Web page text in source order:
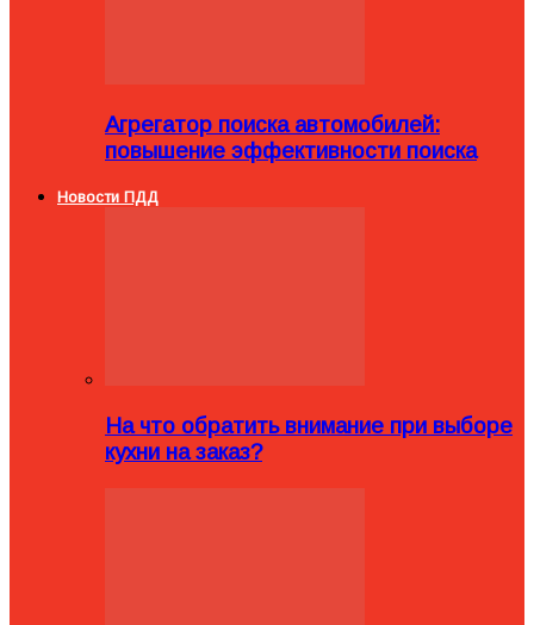
Агрегатор поиска автомобилей:
повышение эффективности поиска
Новости ПДД
На что обратить внимание при выборе
кухни на заказ?